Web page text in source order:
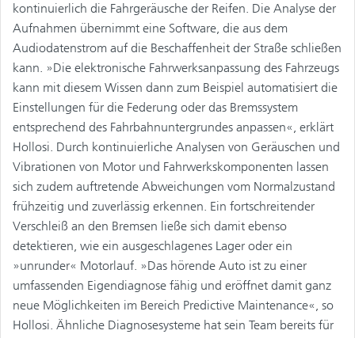
kontinuierlich die Fahrgeräusche der Reifen. Die Analyse der
Aufnahmen übernimmt eine Software, die aus dem
Audiodatenstrom auf die Beschaffenheit der Straße schließen
kann. »Die elektronische Fahrwerksanpassung des Fahrzeugs
kann mit diesem Wissen dann zum Beispiel automatisiert die
Einstellungen für die Federung oder das Bremssystem
entsprechend des Fahrbahnuntergrundes anpassen«, erklärt
Hollosi. Durch kontinuierliche Analysen von Geräuschen und
Vibrationen von Motor und Fahrwerkskomponenten lassen
sich zudem auftretende Abweichungen vom Normalzustand
frühzeitig und zuverlässig erkennen. Ein fortschreitender
Verschleiß an den Bremsen ließe sich damit ebenso
detektieren, wie ein ausgeschlagenes Lager oder ein
»unrunder« Motorlauf. »Das hörende Auto ist zu einer
umfassenden Eigendiagnose fähig und eröffnet damit ganz
neue Möglichkeiten im Bereich Predictive Maintenance«, so
Hollosi. Ähnliche Diagnosesysteme hat sein Team bereits für